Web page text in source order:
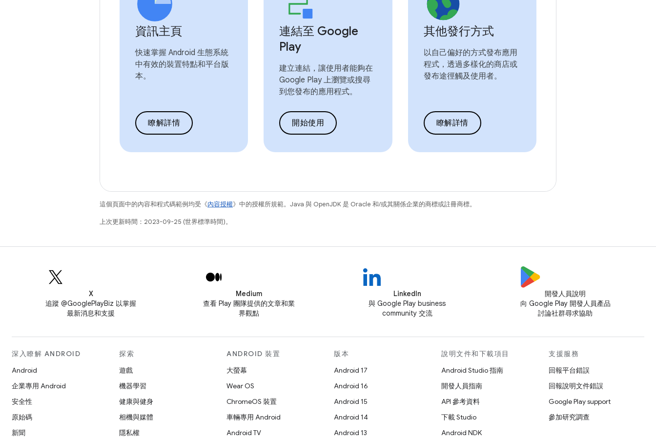
資訊主頁
快速掌握 Android 生態系統
中有效的裝置特點和平台版
本。
瞭解詳情
連結至 Google
Play
建立連結，讓使用者能夠在
Google Play 上瀏覽或搜尋
到您發布的應用程式。
開始使用
其他發行方式
以自己偏好的方式發布應用
程式，透過多樣化的商店或
發布途徑觸及使用者。
瞭解詳情
這個頁面中的內容和程式碼範例均受《內容授權》中的授權所規範。Java 與 OpenJDK 是 Oracle 和/或其關係企業的商標或註冊商標。
上次更新時間：2023-09-25 (世界標準時間)。
X
追蹤 @GooglePlayBiz 以掌握
最新消息和支援
Medium
查看 Play 團隊提供的文章和業
界觀點
LinkedIn
與 Google Play business
community 交流
開發人員說明
向 Google Play 開發人員產品
討論社群尋求協助
深入瞭解 ANDROID
Android
企業專用 Android
安全性
原始碼
新聞
探索
遊戲
機器學習
健康與健身
相機與媒體
隱私權
ANDROID 裝置
大螢幕
Wear OS
ChromeOS 裝置
車輛專用 Android
Android TV
版本
Android 17
Android 16
Android 15
Android 14
Android 13
說明文件和下載項目
Android Studio 指南
開發人員指南
API 參考資料
下載 Studio
Android NDK
支援服務
回報平台錯誤
回報說明文件錯誤
Google Play support
參加研究調查